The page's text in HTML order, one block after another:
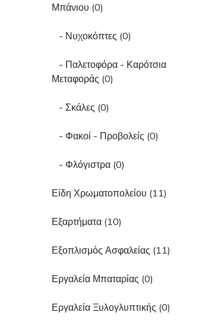
Μπάνιου (0)
- Νυχοκόπτες (0)
- Παλετοφόρα - Καρότσια
Μεταφοράς (0)
- Σκάλες (0)
- Φακοί - Προβολείς (0)
- Φλόγιστρα (0)
Είδη Χρωματοπολείου (11)
Εξαρτήματα (10)
Εξοπλισμός Ασφαλείας (11)
Εργαλεία Μπαταρίας (0)
Εργαλεία Ξυλογλυπτικής (0)